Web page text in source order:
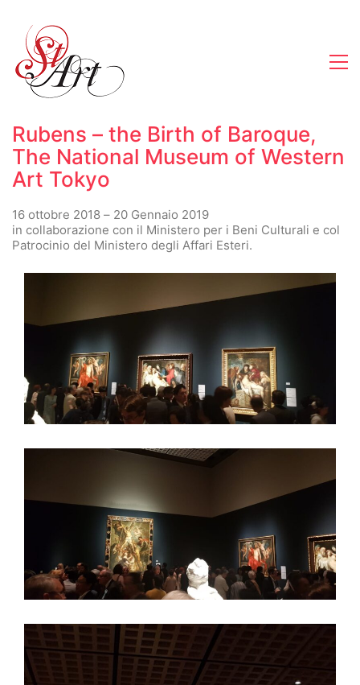
Rubens – the Birth of Baroque,
The National Museum of Western
Art Tokyo
16 ottobre 2018 – 20 Gennaio 2019
in collaborazione con il Ministero per i Beni Culturali e col
Patrocinio del Ministero degli Affari Esteri.